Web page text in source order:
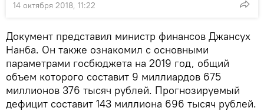
14 октября 2018, 11:22
Документ представил министр финансов Джансух
Нанба. Он также ознакомил с основными
параметрами госбюджета на 2019 год, общий
объем которого составит 9 миллиардов 675
миллионов 376 тысяч рублей. Прогнозируемый
дефицит составит 143 миллиона 696 тысяч рублей.